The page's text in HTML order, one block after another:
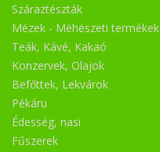
Száraztészták
Mézek - Méhészeti termékek
Teák, Kávé, Kakaó
Konzervek, Olajok
Befőttek, Lekvárok
Pékáru
Édesség, nasi
Fűszerek